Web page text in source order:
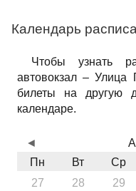
Календарь
Чтобы узнать
автовокзал – Улица
билеты на другую
календаре.
Пн
Вт Ср
27
28 29
◄